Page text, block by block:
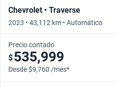
Chevrolet • Traverse
2023 • 43,112 km • Automático
Precio contado
$535,999
Desde $9,760 /mes*